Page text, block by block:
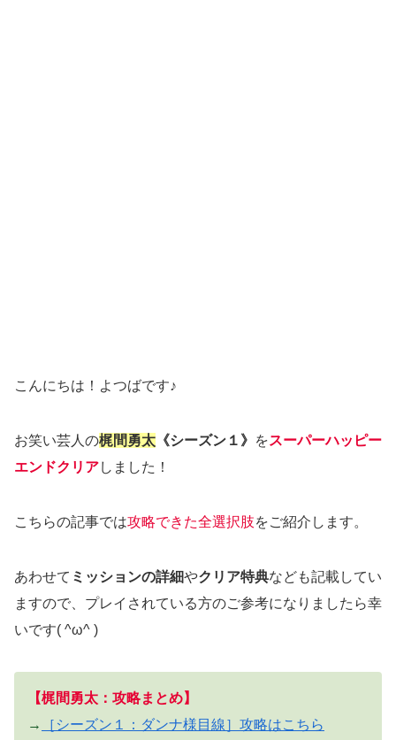
こんにちは！よつばです♪
お笑い芸人の梶間勇太 《シーズン１》 をスーパーハッピー
エンドクリアしました！
こちらの記事では攻略できた全選択肢をご紹介します。
あわせて ミッションの詳細やクリア特典なども記載してい
ますので、プレイされている方のご参考になりましたら幸
いです( ^ω^ )
【梶間勇太：攻略まとめ】
→
［シーズン１：ダンナ様目線］攻略はこちら